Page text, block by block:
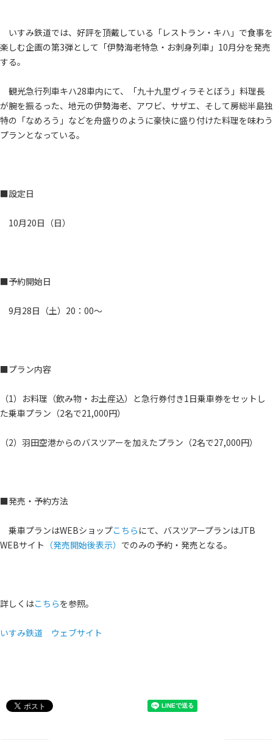
いすみ鉄道では、好評を頂戴している「レストラン・キハ」で食事を
楽しむ企画の第3弾として「伊勢海老特急・お刺身列車」10月分を発売
する。
観光急行列車キハ28車内にて、「九十九里ヴィラそとぼう」料理長
が腕を振るった、地元の伊勢海老、アワビ、サザエ、そして房総半島独
特の「なめろう」などを舟盛りのように豪快に盛り付けた料理を味わう
プランとなっている。
■設定日
10月20日（日）
■予約開始日
9月28日（土）20：00～
■プラン内容
（1）お料理（飲み物・お土産込）と急行券付き1日乗車券をセットし
た乗車プラン（2名で21,000円）
（2）羽田空港からのバスツアーを加えたプラン（2名で27,000円）
■発売・予約方法
乗車プランはWEBショップこちら にて、バスツアープランはJTB
WEBサイト （発売開始後表示） でのみの予約・発売となる。
詳しくはこちらを参照。
いすみ鉄道 ウェブサイト